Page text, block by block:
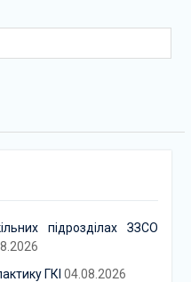
підрозділах ЗЗСО
ГКІ 04.08.2026